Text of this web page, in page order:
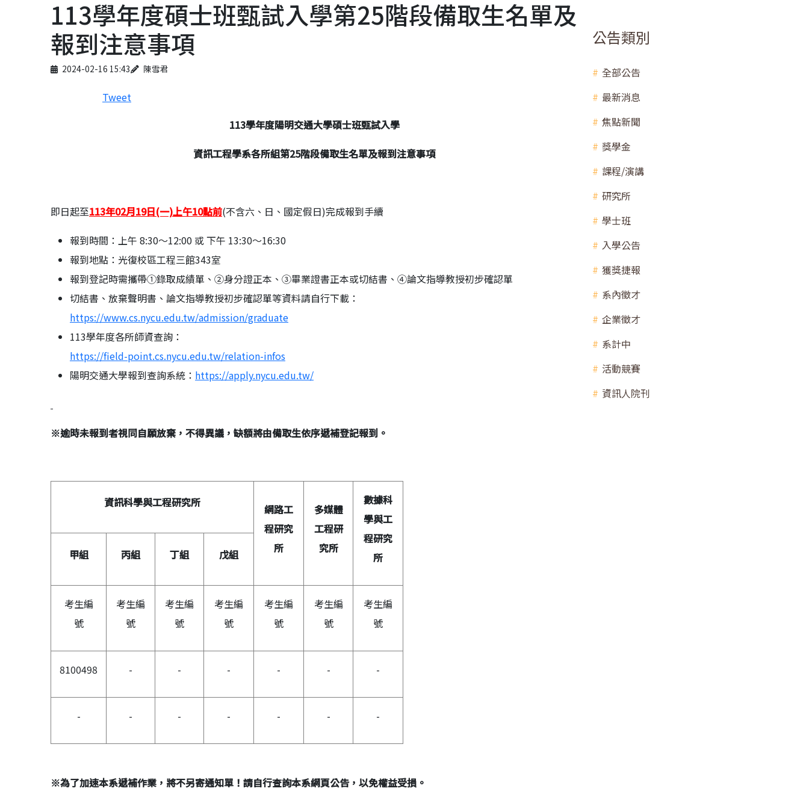
113學年度碩士班甄試入學第25階段備取生名單及
報到注意事項
Published on
2024-02-16 15:43
Author 陳雪君
Tweet
113學年度陽明交通大學碩士班甄試入學
資訊工程學系各所組第25階段備取生名單及報到注意事項
即日起至113年02月19日(一)上午10點前(不含六、日、國定假日)完成報到手續
報到時間：上午 8:30～12:00 或 下午 13:30～16:30
報到地點：光復校區工程三館343室
報到登記時需攜帶①錄取成績單、②身分證正本、③畢業證書正本或切結書、④論文指導教授初步確認單
切結書、放棄聲明書、論文指導教授初步確認單等資料請自行下載：
https://www.cs.nycu.edu.tw/admission/graduate
113學年度各所師資查詢：
https://field-point.cs.nycu.edu.tw/relation-infos
陽明交通大學報到查詢系統： https://apply.nycu.edu.tw/
※逾時未報到者視同自願放棄，不得異議，缺額將由備取生依序遞補登記報到。
資訊科學與工程研究所
網路工
程研究
所
多媒體
工程研
究所
數據科
學與工
程研究
所
甲組 丙組 丁組 戊組
考生編
號
考生編
號
考生編
號
考生編
號
考生編
號
考生編
號
考生編
號
8100498 - - - - - -
- - - - - - -
※為了加速本系遞補作業，將不另寄通知單！請自行查詢本系網頁公告，以免權益受損。
公告類別
全部公告
最新消息
焦點新聞
獎學金
課程/演講
研究所
學士班
入學公告
獲獎捷報
系內徵才
企業徵才
系計中
活動競賽
資訊人院刊